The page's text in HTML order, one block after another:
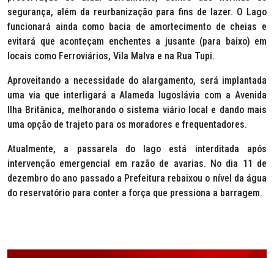
segurança, além da reurbanização para fins de lazer. O Lago
funcionará ainda como bacia de amortecimento de cheias e
evitará que aconteçam enchentes a jusante (para baixo) em
locais como Ferroviários, Vila Malva e na Rua Tupi.
Aproveitando a necessidade do alargamento, será implantada
uma via que interligará a Alameda Iugoslávia com a Avenida
Ilha Britânica, melhorando o sistema viário local e dando mais
uma opção de trajeto para os moradores e frequentadores.
Atualmente, a passarela do lago está interditada após
intervenção emergencial em razão de avarias. No dia 11 de
dezembro do ano passado a Prefeitura rebaixou o nível da água
do reservatório para conter a força que pressiona a barragem.